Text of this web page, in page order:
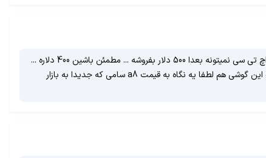
قیمتش همون 400 دلاره.. مطمئن باشین... برای پیش فروش بیشتر گفته... تو پیش فروش اگر شرکتهای مخابراتی و و عمده فروشیها بخرن 400 دلار که دیگه اچ تی سی نمیتونه بعدا 500 دلار بفروشه ... مطمئن باشین 400 دلاره ...
تازه خودm9 هم 650دلار بود که الان شده نزدیک 400 دلار... یعنی حتی با احتمال نیم در صد هم 500 دلار بده بعد یه ماه همون 400 دلار میشه...تو مقایسه این گوشی هم لطفا یه نگاه به قیمت a8 سامی که جدیدا به بازار